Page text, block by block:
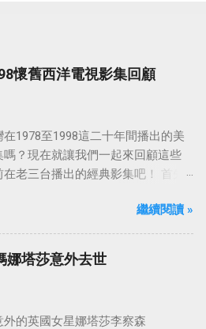
懷舊西洋電視影集回顧
1978至1998這二十年間播出的美
嗎？現在就讓我們一起來回顧這些
老三台播出的經典影集吧！ 首先
（The Love Boat），這部影集最早
9月24日至1986年5月24日於美國
播，共播出了249集。 令人懷念的愛
繼續閱讀 »
娜塔莎意外去世
外的英國女星娜塔莎李察森